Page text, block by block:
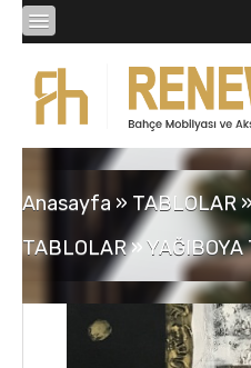
BİBLOLAR
MOBİLYALAR
Anasayfa » TABLOLAR
TABLOLAR»YAĞIBOYA